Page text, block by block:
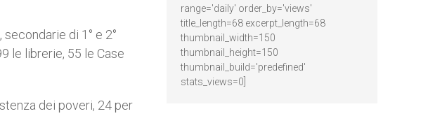
di 1° e 2°
le librerie, 55 le Case
dei poveri, 24 per
range='daily' order_by='views'
title_length=68 excerpt_length=68
thumbnail_width=150
thumbnail_height=150
thumbnail_build='predefined'
stats_views=0]